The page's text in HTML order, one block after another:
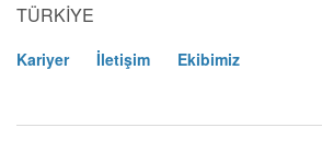
TÜRKİYE
Kariyer İletişim Ekibimiz